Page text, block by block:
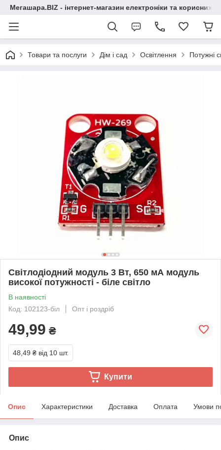
Мегашара.BIZ - інтернет-магазин електроніки та корисних
Товари та послуги Дім і сад Освітлення Потужні
Світлодіодний модуль 3 Вт, 650 мА модуль
високої потужності - біле світло
В наявності
Код: 102123-біл
Опт і роздріб
49,99 ₴
48,49 ₴ від 10 шт.
Купити
Опис Характеристики Доставка Оплата Умови
Опис